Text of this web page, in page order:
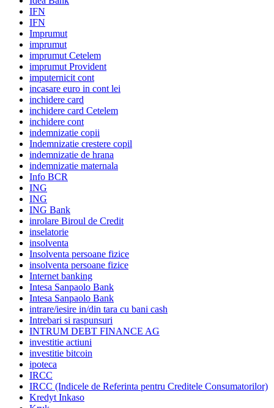
IFN
IFN
Imprumut
imprumut
imprumut Cetelem
imprumut Provident
imputernicit cont
incasare euro in cont lei
inchidere card
inchidere card Cetelem
inchidere cont
indemnizatie copii
Indemnizatie crestere copil
indemnizatie de hrana
indemnizatie maternala
Info BCR
ING
ING
ING Bank
inrolare Biroul de Credit
inselatorie
insolventa
Insolventa persoane fizice
insolventa persoane fizice
Internet banking
Intesa Sanpaolo Bank
Intesa Sanpaolo Bank
intrare/iesire in/din tara cu bani cash
Intrebari si raspunsuri
INTRUM DEBT FINANCE AG
investitie actiuni
investitie bitcoin
ipoteca
IRCC
IRCC (Indicele de Referinta pentru Creditele Consumatorilor)
Kredyt Inkaso